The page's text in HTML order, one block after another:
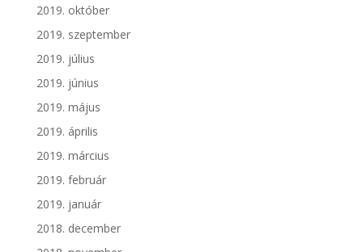
2019. október
2019. szeptember
2019. július
2019. június
2019. május
2019. április
2019. március
2019. február
2019. január
2018. december